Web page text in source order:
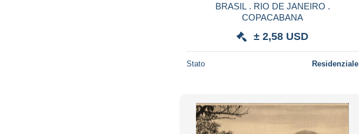
BRASIL . RIO DE JANEIRO .
COPACABANA
± 2,58 USD
Stato Residenziale